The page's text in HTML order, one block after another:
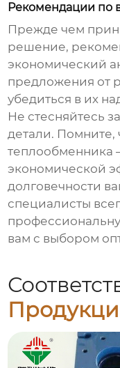
Рекомендации по
Прежде чем
решение,
экономический
предложения от
убедиться в их
Не стесняйтесь
детали.
теплообменника
экономической
долговечности
специалисты
вам с выбором